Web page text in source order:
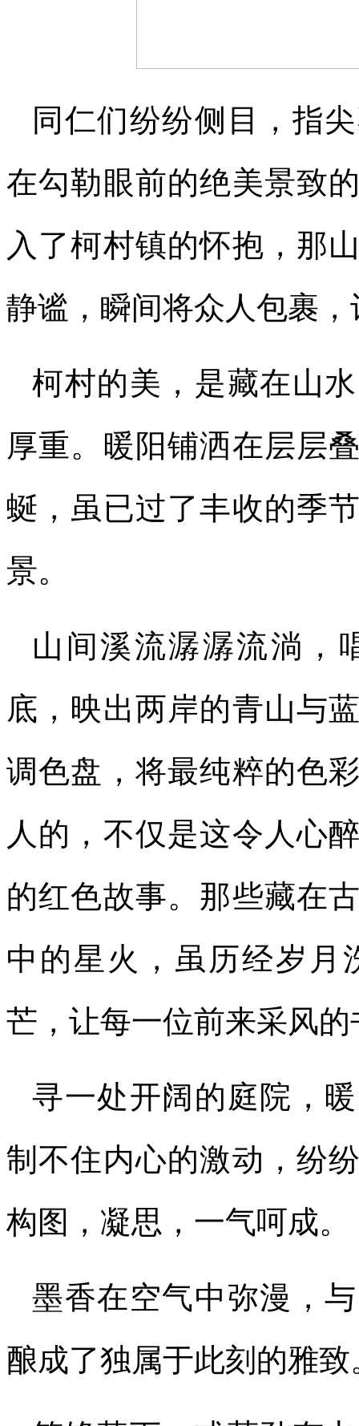
同仁们纷纷侧目，指
在勾勒眼前的绝美景致
入了柯村镇的怀抱，那
静谧，瞬间将众人包裹
柯村的美，是藏在山
厚重。暖阳铺洒在层层
蜒，虽已过了丰收的季
景。
山间溪流潺潺流淌，
底，映出两岸的青山与
调色盘，将最纯粹的色
人的，不仅是这令人心
的红色故事。那些藏在
中的星火，虽历经岁月
芒，让每一位前来采风
寻一处开阔的庭院，
制不住内心的激动，纷
构图，凝思，一气呵成。
墨香在空气中弥漫，
酿成了独属于此刻的雅致